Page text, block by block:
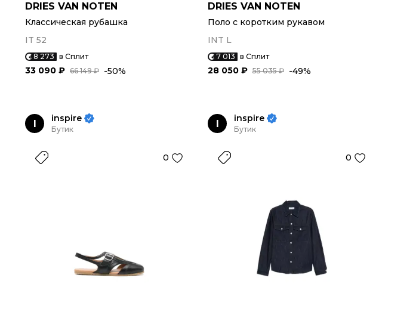
DRIES VAN NOTEN
Классическая рубашка
IT 52
8 273 в Сплит
66 149 ₽
33 090 ₽ -50%
DRIES VAN NOTEN
Поло с коротким рукавом
INT L
7 013 в Сплит
55 035 ₽
28 050 ₽ -49%
I inspire
Бутик
0
I inspire
Бутик
0